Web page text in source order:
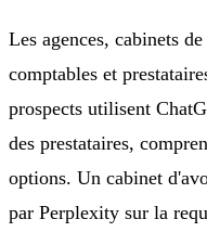
Les agences, cabinets
comptables et
prospects utilisent
des prestataires,
options. Un cabinet
par Perplexity sur la